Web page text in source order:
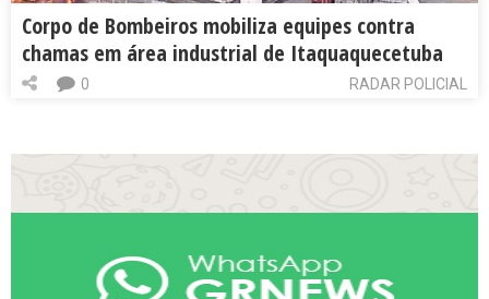
Corpo de Bombeiros mobiliza equipes contra
chamas em área industrial de Itaquaquecetuba
RADAR POLICIAL
0